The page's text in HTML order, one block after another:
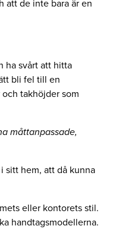
att de inte bara är en
ha svårt att hitta
bli fel till en
takhöjder som
måttanpassade,
sitt hem, att då kunna
eller kontorets stil.
handtagsmodellerna.